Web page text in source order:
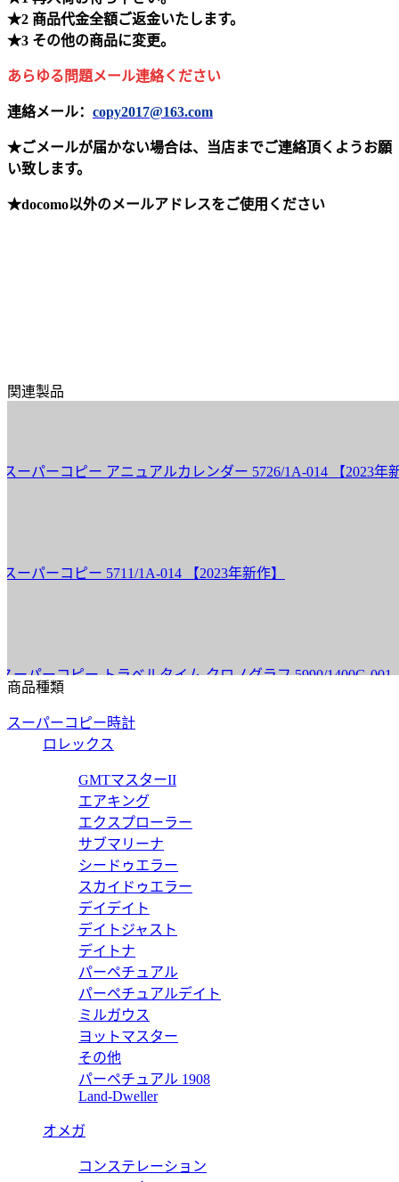
★2 商品代金全額ご返金いたします。
★3 その他の商品に変更。
あらゆる問題メール連絡ください
連絡メール： copy2017@163.com
★ごメールが届かない場合は、当店までご連絡頂くようお願
い致します。
★docomo以外のメールアドレスをご使用ください
関連製品
ーコピー アニュアルカレンダー 5726/1A-014 【2023年新作
ーコピー 5711/1A-014 【2023年新作】
コピー トラベルタイム クロノグラフ 5990/1400G-001 【
コピー 7010/1G-011 【2017年新作】
コピー 5711/1R-001 【2017年新作】
ーコピー 5990/1A-001 トラベルタイム クロノグラフ 【2017
コピー 7118/1A-001 【2017年新作】
商品種類
スーパーコピー時計
ロレックス
GMTマスターII
エアキング
エクスプローラー
サブマリーナ
シードゥエラー
スカイドゥエラー
デイデイト
デイトジャスト
デイトナ
パーペチュアル
パーペチュアルデイト
ミルガウス
ヨットマスター
その他
パーペチュアル 1908
Land-Dweller
オメガ
コンステレーション